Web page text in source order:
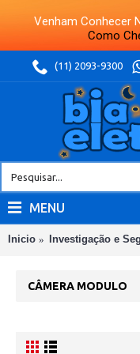
Venham Conhecer
Como
(11) 2093-9300
MENU
Inicio Investigação e
CÂMERA MODULO